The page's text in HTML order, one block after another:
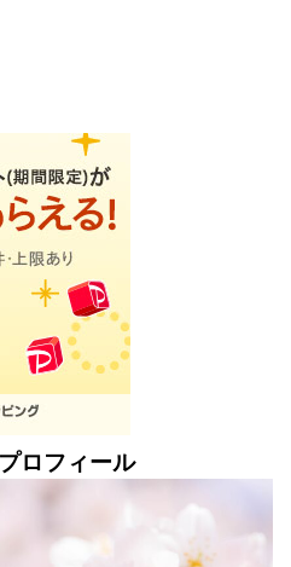
ロフィール